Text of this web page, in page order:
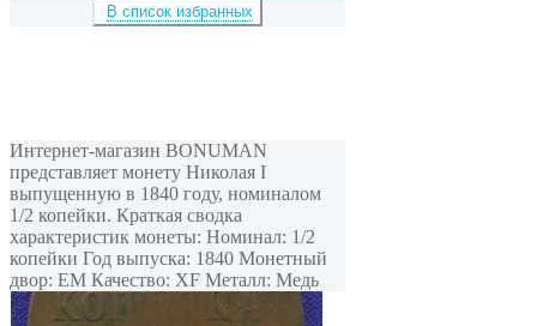
В список избранных
Интернет-магазин BONUMAN
представляет монету Николая I
выпущенную в 1840 году, номиналом
1/2 копейки. Краткая сводка
характеристик монеты: Номинал: 1/2
копейки Год выпуска: 1840 Монетный
двор: ЕМ Качество: XF Металл: Медь